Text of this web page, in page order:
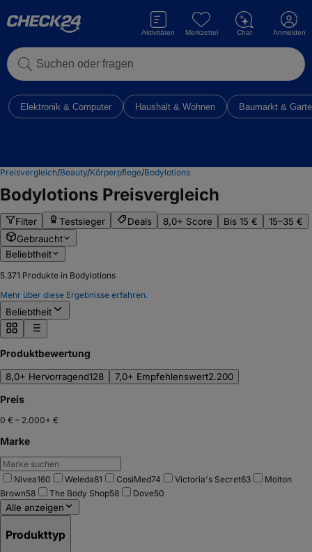
Suchen oder fragen
Aktivitäten Merkzettel Chat Anmelden
Elektronik & Computer Haushalt & Wohnen Baumarkt &
Preisvergleich/Beauty/Körperpflege/Bodylotions
Bodylotions Preisvergleich
Filter Testsieger Deals 8,0+ Score Bis 15 €
15–35 €
Gebraucht
Beliebtheit
5.371 Produkte in Bodylotions
Mehr über diese Ergebnisse erfahren.
Beliebtheit
Produktbewertung
8,0+ Hervorragend128 7,0+ Empfehlenswert2.200
Preis
0 € – 2.000+ €
Marke
Nivea160 Weleda81 CosiMed74 Victoria's Secret63
Molton
Brown58 The Body Shop58 Dove50
Alle anzeigen
Produkttyp